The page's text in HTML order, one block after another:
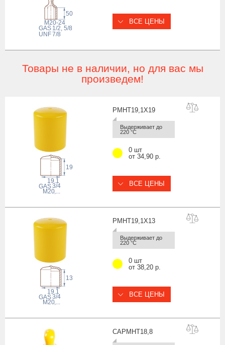
50
GAS 1/2, 5/8
UNF7/8
M20-24 ВСЕ ЦЕНЫ
Товары не в наличии, но для вас мы
произведем!
PMHT19,1X19
Выдерживает до
220 °С
19.1
19
GAS3/4
,...
M20
0 шт
от 34,90 р.
ВСЕ ЦЕНЫ
PMHT19,1X13
Выдерживает до
220 °С
19.1
13
GAS3/4
,...
M20
0 шт
от 38,20 р.
ВСЕ ЦЕНЫ
CAPMHT18,8